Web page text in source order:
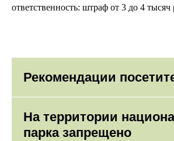
ответственность: штраф от 3 до 4 тысяч
Рекомендации
На территории
парка запрещено